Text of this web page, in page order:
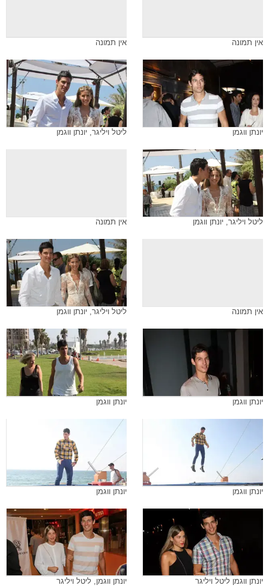
אין תמונה אין תמונה
יונתן ווגמן ליטל ויליגר, יונתן ווגמן
ליטל ויליגר, יונתן ווגמן אין תמונה
אין תמונה ליטל ויליגר, יונתן ווגמן
יונתן ווגמן יונתן ווגמן
יונתן ווגמן יונתן ווגמן
יונתן ווגמן ליטל ויליגר יונתן ווגמן, ליטל ויליגר